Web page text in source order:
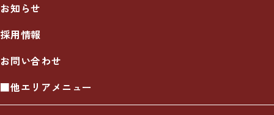
お知らせ
採用情報
お問い合わせ
■他エリアメニュー